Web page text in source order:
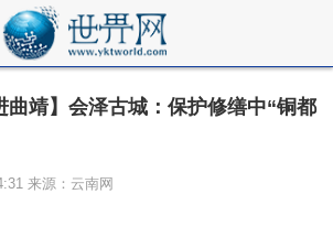
曲靖】会泽古城：保护修缮中“铜都
来源：云南网